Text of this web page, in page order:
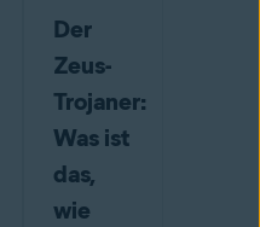
Der
Zeus-
Trojaner:
Was ist
das,
wie